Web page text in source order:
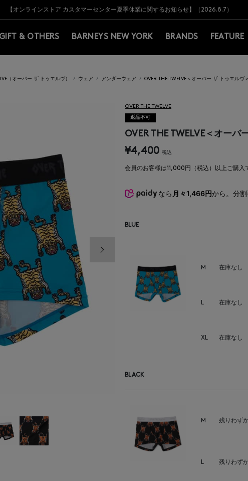
＜MY BARNEYS＞会員のお客様は11,000円（税込）以上のお買上げで常時送料無料！お買
【夏季休業に伴う出荷一時停止のお知らせ】(2026.8.7)
【オンラインストア カスタマーセンター夏季休業に関するお知らせ】（2026.8.7）
【夏季休業に伴う返品・交換承り一時停止のお知らせ】（2026.8.5）
熊本県を中心とした地震の影響によるお荷物のお届けについて
【開催中】SUMMER SALEのご案内・ご注意事項
＜MY BARNEYS＞会員のお客様は11,000円（税込）以上のお買上げで常時送料無料！お買
【夏季休業に伴う出荷一時停止のお知らせ】(2026.8.7)
GIFT & OTHERS BARNEYS NEW YORK BRANDS FEATURE
（オーバー ザ トゥエルヴ） ウェア アンダーウェア OVER THE TWELVE＜オーバー ザ トゥエルヴ
次の画像
OVER THE TWELVE
返品不可
OVER THE TWELVE＜オー
¥4,400 税込
会員のお客様は11,000円（税込）以上ご購入
なら 月々1,466円から。分
BLUE
M 在庫なし
L 在庫なし
XL 在庫なし
BLACK
M 残りわず
L 残りわず